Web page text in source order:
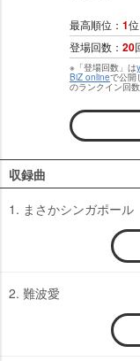
最高順位： 1位
登場回数： 20
※「登場回数」は
BiZ onlineで公開
のランクイン回
収録曲
1. まさかシンガポール
2. 難波愛